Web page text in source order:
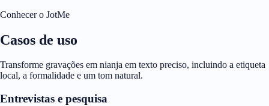
Conhecer o JotMe
Casos de uso
Transforme gravações em nianja em texto preciso, incluindo a etiqueta
local, a formalidade e um tom natural.
Entrevistas e pesquisa